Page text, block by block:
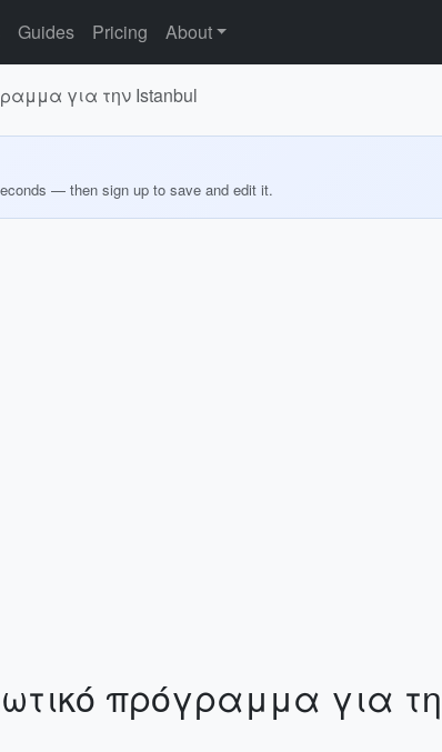
Guides Pricing About
για την Istanbul
— then sign up to save and edit it.
πρόγραμμα για